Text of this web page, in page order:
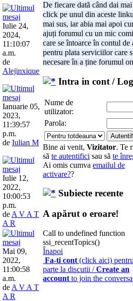
Iulie 24,
2024,
11:10:07
a.m.
de
Alejinxique
Ianuarie 05,
2023,
11:39:57
p.m.
de Iulian M
Iulie 12,
2022,
10:00:53
p.m.
de A V A T
A R
Mai 09,
2022,
11:00:58
a.m.
de A V A T
A R
De fiecare dată când dai
click pe unul din aceste
mai sus, iar abia mai apoi
ajuți forumul cu un mic
care se întoarce în contul de
pentru plata serviciilor care
necesare în a ține forumul
Intra in cont /
Nume de
utilizator:
Parola:
Bine ai venit, Vizitator. Te
să te autentifici sau să te
Ai omis cumva emailul de
activare??
Subiecte recente
A apărut o eroare!
Call to undefined function
ssi_recentTopics()
Înapoi
Fa-ti cont (click aici)
parte la discutii /Create an
account to join the